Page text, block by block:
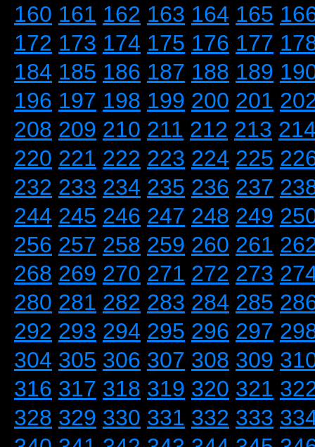
160 161 162 163 164 165
172 173 174 175 176 177
184 185 186 187 188 189
196 197 198 199 200 201
208 209 210 211 212 213
220 221 222 223 224 225
232 233 234 235 236 237
244 245 246 247 248 249
256 257 258 259 260 261
268 269 270 271 272 273
280 281 282 283 284 285
292 293 294 295 296 297
304 305 306 307 308 309
316 317 318 319 320 321
328 329 330 331 332 333